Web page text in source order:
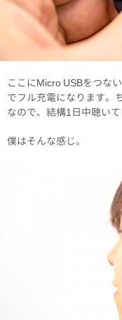
ここにMicro USBをつな
でフル充電になります。
なので、結構1日中聴い
僕はそんな感じ。